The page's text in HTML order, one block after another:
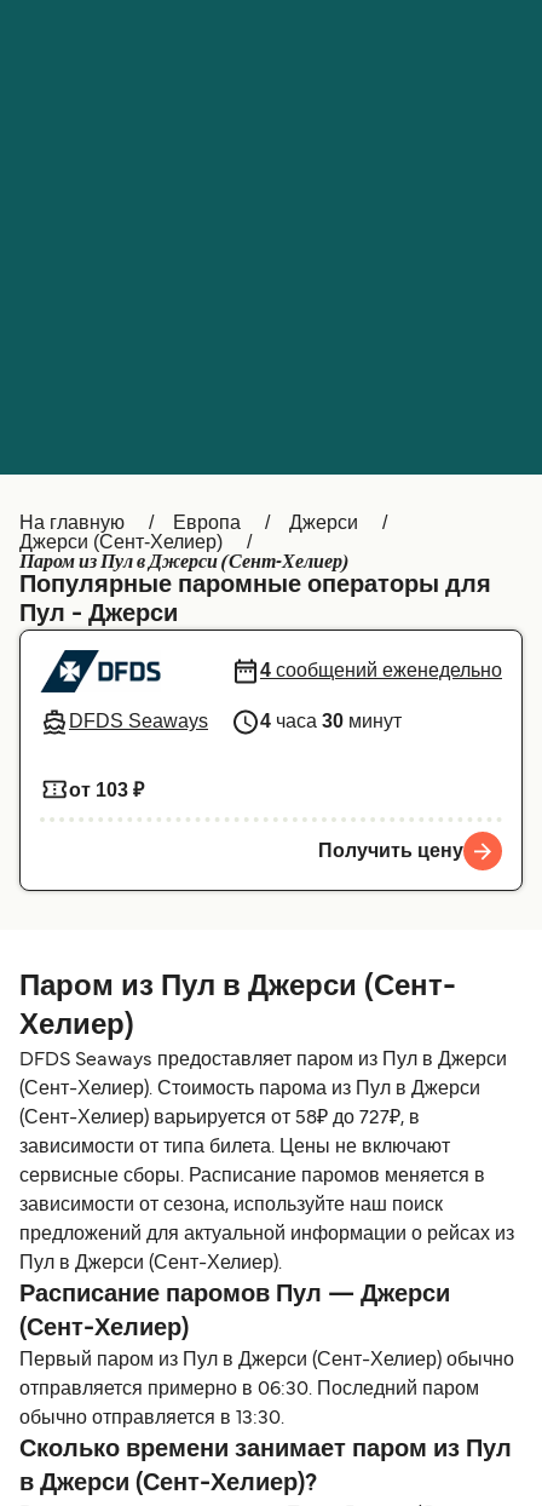
Italia Canada (FR)
Canada België (NL)
Ελλάδα
Polska Deutschland
Schweiz (DE) Norge
На главную Европа
Джерси
Джерси (Сент-Хелиер)
Паром из Пул в Джерси (Сент-Хелиер)
Популярные паромные операторы для
Пул - Джерси
DFDS Seaways
4 сообщений еженедельно
4 часа 30 минут
от 103 ₽
Получить цену
Паром из Пул в Джерси (Сент-
Хелиер)
DFDS Seaways предоставляет паром из Пул в Джерси
(Сент-Хелиер). Стоимость парома из Пул в Джерси
(Сент-Хелиер) варьируется от 58₽ до 727₽, в
зависимости от типа билета. Цены не включают
сервисные сборы. Расписание паромов меняется в
зависимости от сезона, используйте наш поиск
предложений для актуальной информации о рейсах из
Пул в Джерси (Сент-Хелиер).
Расписание паромов Пул — Джерси
(Сент-Хелиер)
Первый паром из Пул в Джерси (Сент-Хелиер) обычно
отправляется примерно в 06:30. Последний паром
обычно отправляется в 13:30.
Сколько времени занимает паром из Пул
в Джерси (Сент-Хелиер)?